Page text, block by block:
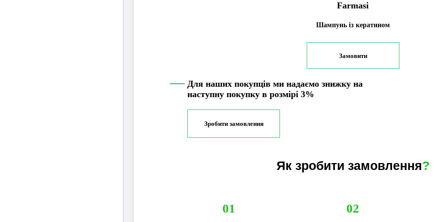
Farmasi
Шампунь із кератином
Замовити
Для наших покупців ми надаємо знижку на
наступну покупку в розмірі 3%
Зробити замовлення
Як зробити замовлення?
01 02